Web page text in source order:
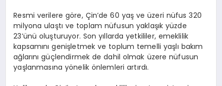
Resmi verilere göre, Çin’de 60 yaş ve üzeri nüfus 320
milyona ulaştı ve toplam nüfusun yaklaşık yüzde
23’ünü oluşturuyor. Son yıllarda yetkililer, emeklilik
kapsamını genişletmek ve toplum temelli yaşlı bakım
ağlarını güçlendirmek de dahil olmak üzere nüfusun
yaşlanmasına yönelik önlemleri artırdı.